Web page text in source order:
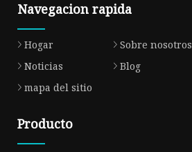
Navegacion rapida
Hogar Sobre nosotros
Noticias
Blog
mapa del sitio
Producto